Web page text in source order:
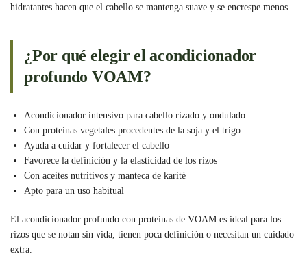
hidratantes hacen que el cabello se mantenga suave y se encrespe menos.
¿Por qué elegir el acondicionador
profundo VOAM?
Acondicionador intensivo para cabello rizado y ondulado
Con proteínas vegetales procedentes de la soja y el trigo
Ayuda a cuidar y fortalecer el cabello
Favorece la definición y la elasticidad de los rizos
Con aceites nutritivos y manteca de karité
Apto para un uso habitual
El acondicionador profundo con proteínas de VOAM es ideal para los
rizos que se notan sin vida, tienen poca definición o necesitan un cuidado
extra.